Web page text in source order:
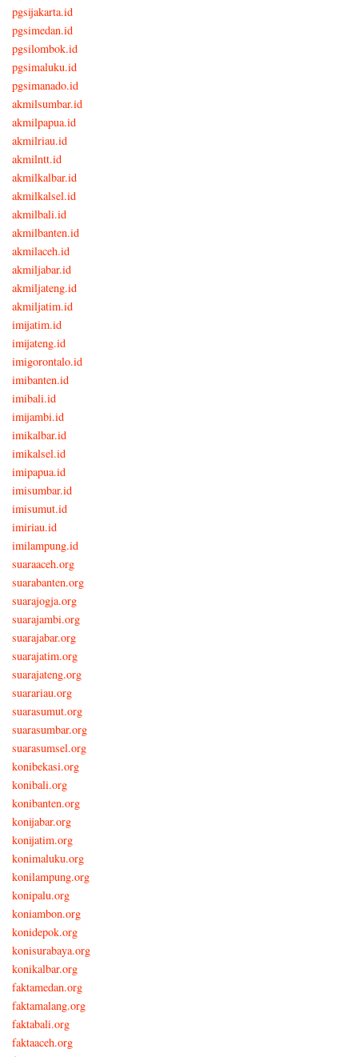
pgsijakarta.id
pgsimedan.id
pgsilombok.id
pgsimaluku.id
pgsimanado.id
akmilsumbar.id
akmilpapua.id
akmilriau.id
akmilntt.id
akmilkalbar.id
akmilkalsel.id
akmilbali.id
akmilbanten.id
akmilaceh.id
akmiljabar.id
akmiljateng.id
akmiljatim.id
imijatim.id
imijateng.id
imigorontalo.id
imibanten.id
imibali.id
imijambi.id
imikalbar.id
imikalsel.id
imipapua.id
imisumbar.id
imisumut.id
imiriau.id
imilampung.id
suaraaceh.org
suarabanten.org
suarajogja.org
suarajambi.org
suarajabar.org
suarajatim.org
suarajateng.org
suarariau.org
suarasumut.org
suarasumbar.org
suarasumsel.org
konibekasi.org
konibali.org
konibanten.org
konijabar.org
konijatim.org
konimaluku.org
konilampung.org
konipalu.org
koniambon.org
konidepok.org
konisurabaya.org
konikalbar.org
faktamedan.org
faktamalang.org
faktabali.org
faktaaceh.org